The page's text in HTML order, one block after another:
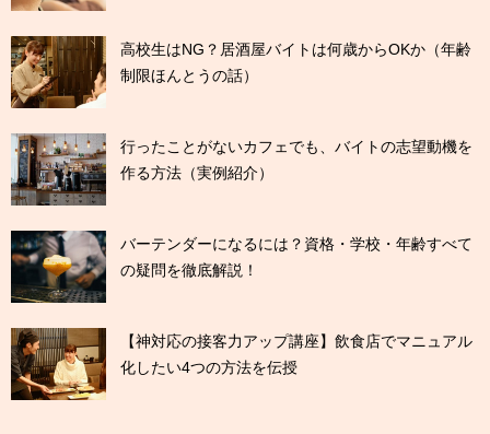
高校生はNG？居酒屋バイトは何歳からOKか（年齢
制限ほんとうの話）
行ったことがないカフェでも、バイトの志望動機を
作る方法（実例紹介）
バーテンダーになるには？資格・学校・年齢すべて
の疑問を徹底解説！
【神対応の接客力アップ講座】飲食店でマニュアル
化したい4つの方法を伝授